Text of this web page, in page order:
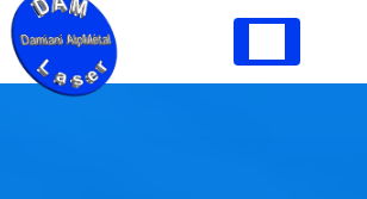
Panneau de gestion des cookies